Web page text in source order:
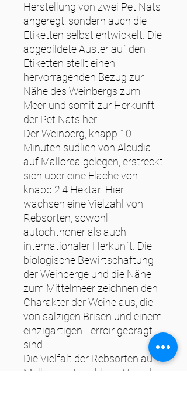
Herstellung von zwei Pet Nats
angeregt, sondern auch die
Etiketten selbst entwickelt. Die
abgebildete Auster auf den
Etiketten stellt einen
hervorragenden Bezug zur
Nähe des Weinbergs zum
Meer und somit zur Herkunft
der Pet Nats her.
Der Weinberg, knapp 10
Minuten südlich von Alcudia
auf Mallorca gelegen, erstreckt
sich über eine Fläche von
knapp 2,4 Hektar. Hier
wachsen eine Vielzahl von
Rebsorten, sowohl
autochthoner als auch
internationaler Herkunft. Die
biologische Bewirtschaftung
der Weinberge und die Nähe
zum Mittelmeer zeichnen den
Charakter der Weine aus, die
von salzigen Brisen und einem
einzigartigen Terroir geprägt
sind.
Die Vielfalt der Rebsorten auf
Mallorca ist ein klarer Vorteil,